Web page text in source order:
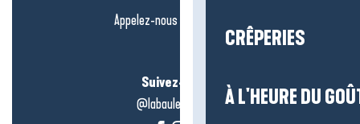
CRÊPERIES
À L'HEURE DU
Appelez-nous en
Suivez-nous !
@labauleguérande